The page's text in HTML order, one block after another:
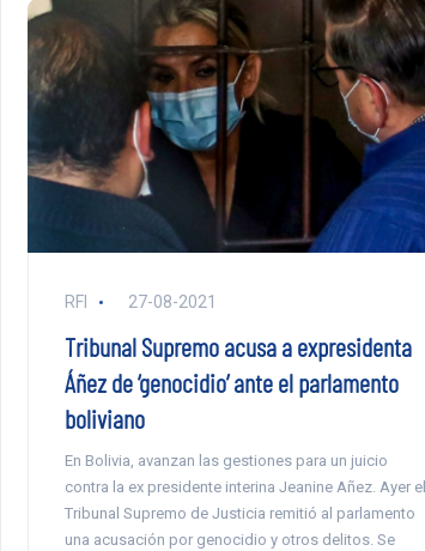
RFI 27-08-2021
Tribunal Supremo acusa a expresidenta
Áñez de ‘genocidio’ ante el parlamento
boliviano
En Bolivia, avanzan las gestiones para un juicio
contra la ex presidente interina Jeanine Añez. Ayer el
Tribunal Supremo de Justicia remitió al parlamento
una acusación por genocidio y otros delitos. Se